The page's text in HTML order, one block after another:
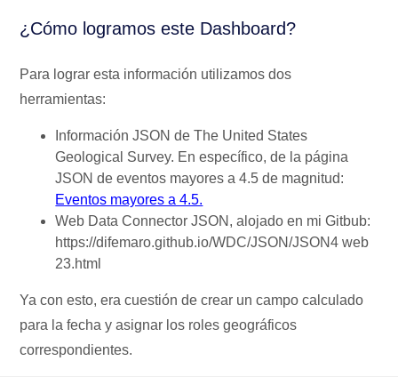
¿Cómo logramos este Dashboard?
Para lograr esta información utilizamos dos
herramientas:
Información JSON de The United States
Geological Survey. En específico, de la página
JSON de eventos mayores a 4.5 de magnitud:
Eventos mayores a 4.5.
Web Data Connector JSON, alojado en mi Gitbub:
https://difemaro.github.io/WDC/JSON/JSON4 web
23.html
Ya con esto, era cuestión de crear un campo calculado
para la fecha y asignar los roles geográficos
correspondientes.